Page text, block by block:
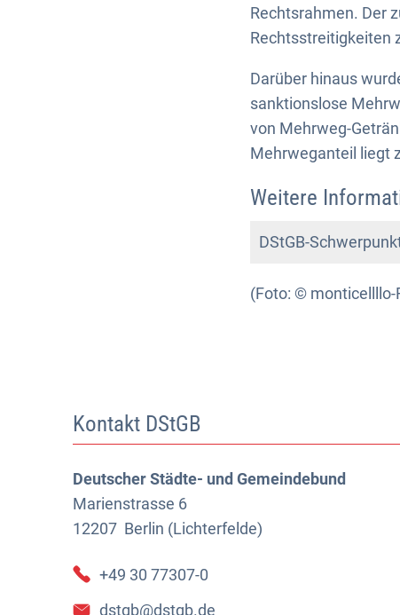
Rechtsrahmen. Der
Rechtsstreitigkeiten
Darüber hinaus
sanktionslose
von Mehrweg-
Mehrweganteil liegt
Weitere
DStGB-
(Foto: ©
Kontakt DStGB
Deutscher Städte- und Gemeindebund
Marienstrasse 6
12207 Berlin (Lichterfelde)
+49 30 77307-0
dstgb@dstgb.de